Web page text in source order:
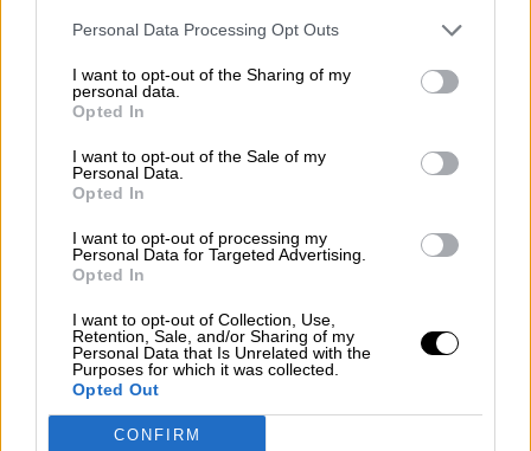
Personal Data Processing Opt Outs
I want to opt-out of the Sharing of my
personal data.
Opted In
I want to opt-out of the Sale of my
Personal Data.
Opted In
I want to opt-out of processing my
Personal Data for Targeted Advertising.
Opted In
I want to opt-out of Collection, Use,
Retention, Sale, and/or Sharing of my
Personal Data that Is Unrelated with the
Purposes for which it was collected.
Opted Out
CONFIRM
estas conquistas siguen siendo un
camino abierto para el mañana"